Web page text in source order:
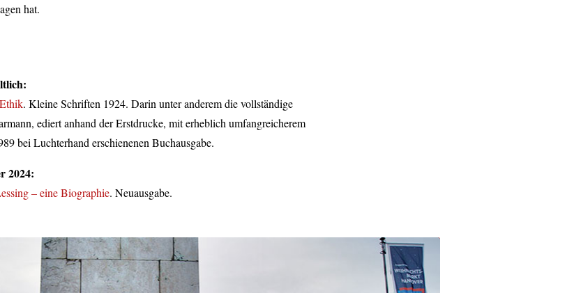
hat.
. Kleine Schriften 1924. Darin unter anderem die vollständige
ediert anhand der Erstdrucke, mit erheblich umfangreicherem
bei Luchterhand erschienenen Buchausgabe.
2024:
– eine Biographie. Neuausgabe.